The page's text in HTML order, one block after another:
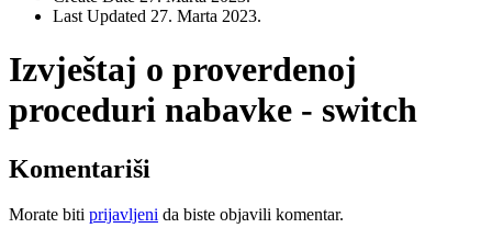
Last Updated 27. Marta 2023.
Izvještaj o proverdenoj
proceduri nabavke - switch
Komentariši
Morate biti prijavljeni da biste objavili komentar.